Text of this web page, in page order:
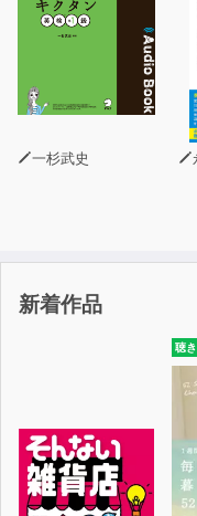
一杉武史
新着作品
聴